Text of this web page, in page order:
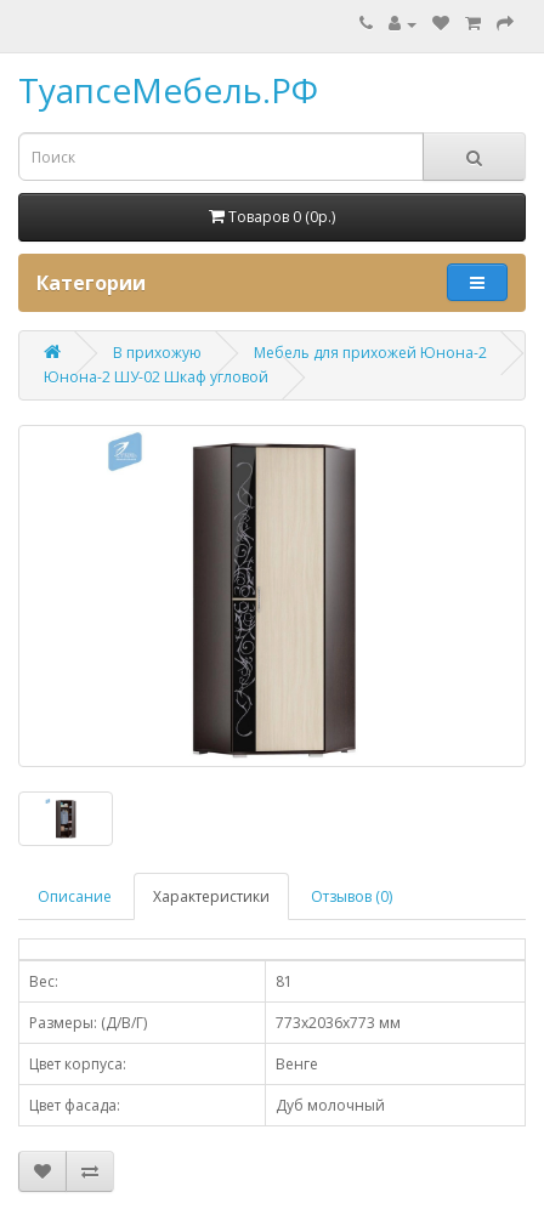
ТуапсеМебель.РФ
Товаров 0 (0p.)
Категории
В прихожую
Мебель для прихожей Юнона-2
Юнона-2 ШУ-02 Шкаф угловой
Описание Характеристики Отзывов (0)
Вес:
81
Размеры: (Д/В/Г)
773х2036х773 мм
Цвет корпуса:
Венге
Цвет фасада:
Дуб молочный